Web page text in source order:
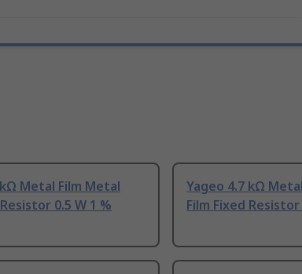
Metal Film Metal
0.5 W 1 %
Yageo 4.7 kΩ
Film Fixed Resistor